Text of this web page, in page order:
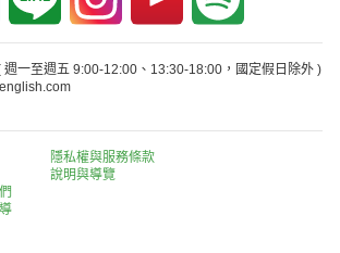
週一至週五 9:00-12:00、13:30-18:00，國定假日除外 )
隱私權與服務條款
說明與導覽